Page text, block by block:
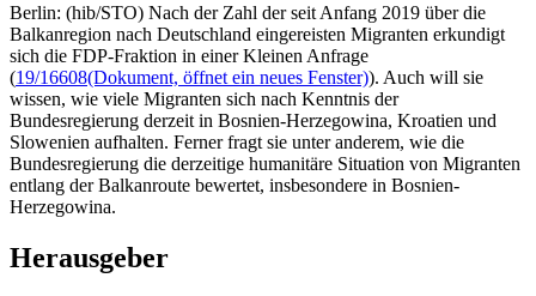
Berlin: (hib/STO) Nach der Zahl der seit Anfang 2019 über die
Balkanregion nach Deutschland eingereisten Migranten erkundigt
sich die FDP-Fraktion in einer Kleinen Anfrage
(19/16608(Dokument, öffnet ein neues Fenster)). Auch will sie
wissen, wie viele Migranten sich nach Kenntnis der
Bundesregierung derzeit in Bosnien-Herzegowina, Kroatien und
Slowenien aufhalten. Ferner fragt sie unter anderem, wie die
Bundesregierung die derzeitige humanitäre Situation von Migranten
entlang der Balkanroute bewertet, insbesondere in Bosnien-
Herzegowina.
Herausgeber